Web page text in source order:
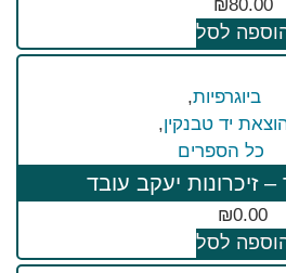
₪80.00
לסל
ביוגרפיות,
יד טבנקין,
כל הספרים
זיכרונות יעקב עובד
₪0.00
לסל